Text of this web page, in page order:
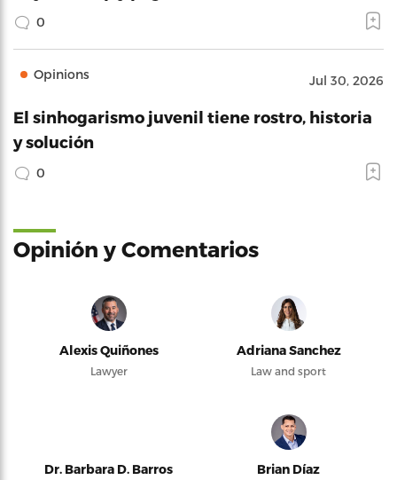
0
Opinions Jul 30, 2026
El sinhogarismo juvenil tiene rostro, historia
y solución
0
Opinión y Comentarios
Alexis Quiñones
Lawyer
Adriana Sanchez
Law and sport
Dr. Barbara D. Barros Brian Díaz